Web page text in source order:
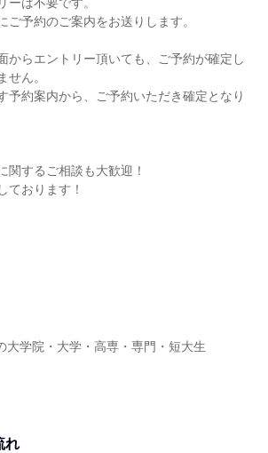
ご予約のご案内をお送りします。
からエントリー頂いても、ご予約が確定し
せん。
予約案内から、ご予約いただき確定となり
関するご相談も大歓迎！
ております！
大学院・大学・高専・専門・短大生
れ